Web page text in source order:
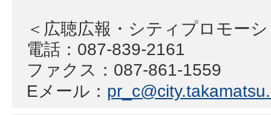
＜広聴広報・シティプロモー
電話：087-839-2161
ファクス：087-861-1559
Eメール：